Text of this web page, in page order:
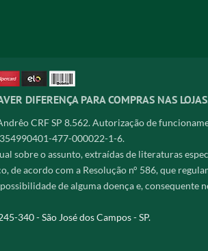
DIFERENÇA PARA COMPRAS NAS
CRF SP 8.562. Autorização de
477-000022-1-6.
sobre o assunto, extraídas de literaturas
acordo com a Resolução n° 586, que
de alguma doença e, consequente
340 - São José dos Campos - SP.